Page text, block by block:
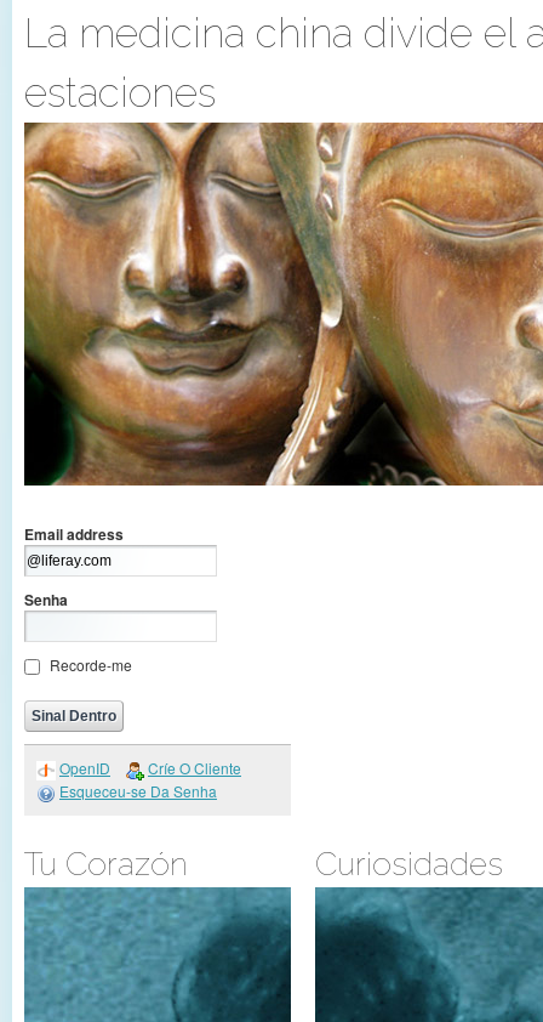
La medicina china divide el
estaciones
Email address
Senha
Recorde-me
OpenID
Críe O Cliente
Esqueceu-se Da Senha
Tu Corazón Curiosidades